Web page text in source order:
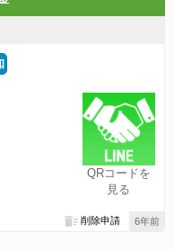
QRコードを
見る
6年前
削除申請